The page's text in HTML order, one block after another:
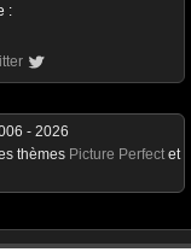
:
- 2026
thèmes Picture Perfect et